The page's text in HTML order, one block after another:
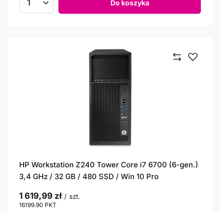
Ilość produktów Do koszyka
HP Workstation Z240 Tower Core i7 6700 (6-gen.)
3,4 GHz / 32 GB / 480 SSD / Win 10 Pro
1 619,99 zł / szt.
16199.90 PKT